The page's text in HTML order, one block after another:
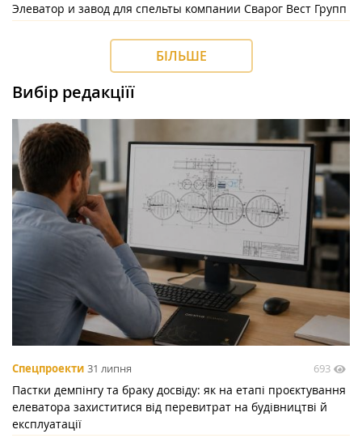
Элеватор и завод для спельты компании Сварог Вест Групп
БІЛЬШЕ
Вибір редакціїї
Спецпроекти 31 липня 693
Пастки демпінгу та браку досвіду: як на етапі проєктування
елеватора захиститися від перевитрат на будівництві й
експлуатації